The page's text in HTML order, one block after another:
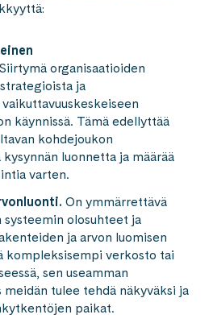
Siirtymä organisaatioiden
ja
käynnissä. Tämä edellyttää
kohdejoukon
luonnetta ja määrää
varten.
On ymmärrettävä
olosuhteet ja
ja arvon luomisen
kompleksisempi verkosto tai
sen useamman
tulee tehdä näkyväksi ja
paikat.